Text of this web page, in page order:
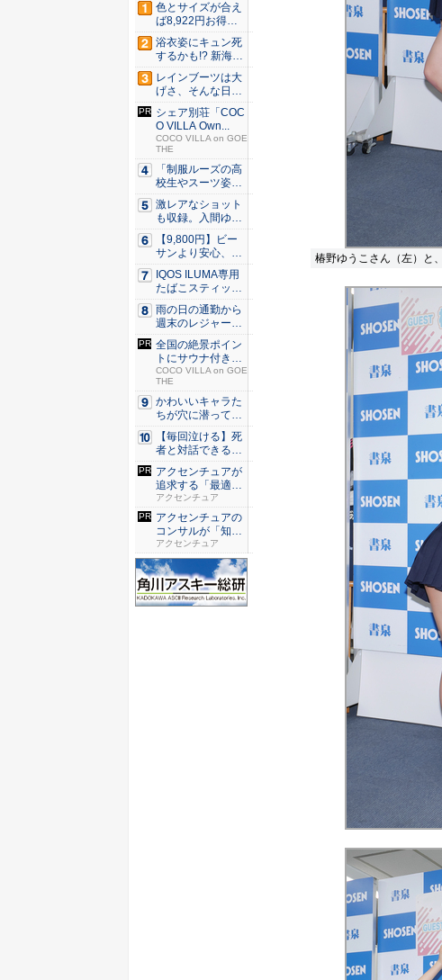
椿野ゆうこさん（左）と
色とサイズが合え
ば8,922円お得！
メ...
浴衣姿にキュン死
するかも!? 新海ま
きが...
レインブーツは大
げさ、そんな日
に！ ミズ...
シェア別荘「COC
O VILLA Own...
COCO VILLA on GOE
THE
「制服ルーズの高
校生やスーツ姿の
OLを演...
激レアなショット
も収録。入間ゆい
が34周...
【9,800円】ビー
サンより安心、ス
ニー...
IQOS ILUMA専用
たばこスティッ
ク...
雨の日の通勤から
週末のレジャーま
で快適！...
全国の絶景ポイン
トにサウナ付きの
シェア別...
COCO VILLA on GOE
THE
かわいいキャラた
ちが穴に潜ってひ
どい目に...
【毎回泣ける】死
者と対話できる送
り人の成...
アクセンチュアが
追求する「最適な
ユーザー...
アクセンチュア
アクセンチュアの
コンサルが「知識
やスキル...
アクセンチュア